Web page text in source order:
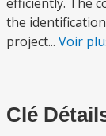
the
project... Voir
Clé